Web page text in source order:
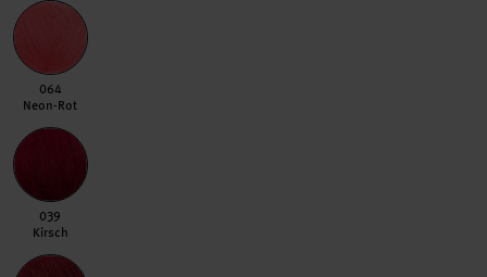
064 Neon-Rot
064
Neon-Rot
039 Kirsch
039
Kirsch